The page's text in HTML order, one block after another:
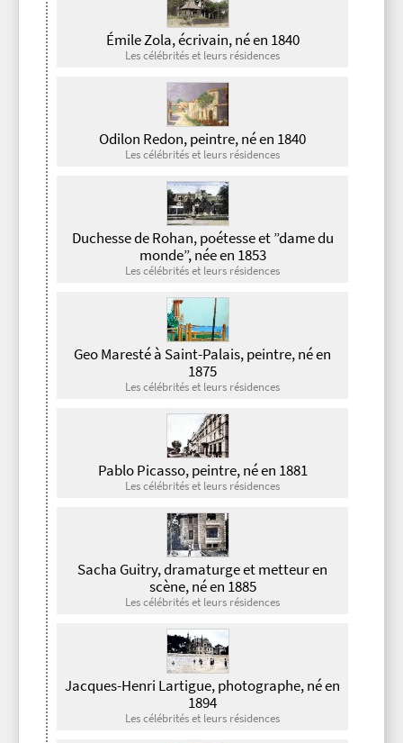
Émile Zola, écrivain, né en 1840
Les célébrités et leurs résidences
Odilon Redon, peintre, né en 1840
Les célébrités et leurs résidences
Duchesse de Rohan, poétesse et ”dame du
monde”, née en 1853
Les célébrités et leurs résidences
Geo Maresté à Saint-Palais, peintre, né en
1875
Les célébrités et leurs résidences
Pablo Picasso, peintre, né en 1881
Les célébrités et leurs résidences
Sacha Guitry, dramaturge et metteur en
scène, né en 1885
Les célébrités et leurs résidences
Jacques-Henri Lartigue, photographe, né en
1894
Les célébrités et leurs résidences